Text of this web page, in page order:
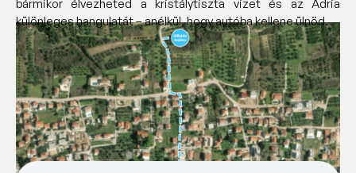
bármikor élvezheted a kristálytiszta vizet és az Adria
különleges hangulatát – anélkül, hogy autóba kellene ülnöd.